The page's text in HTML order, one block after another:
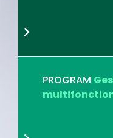
PROGRAM